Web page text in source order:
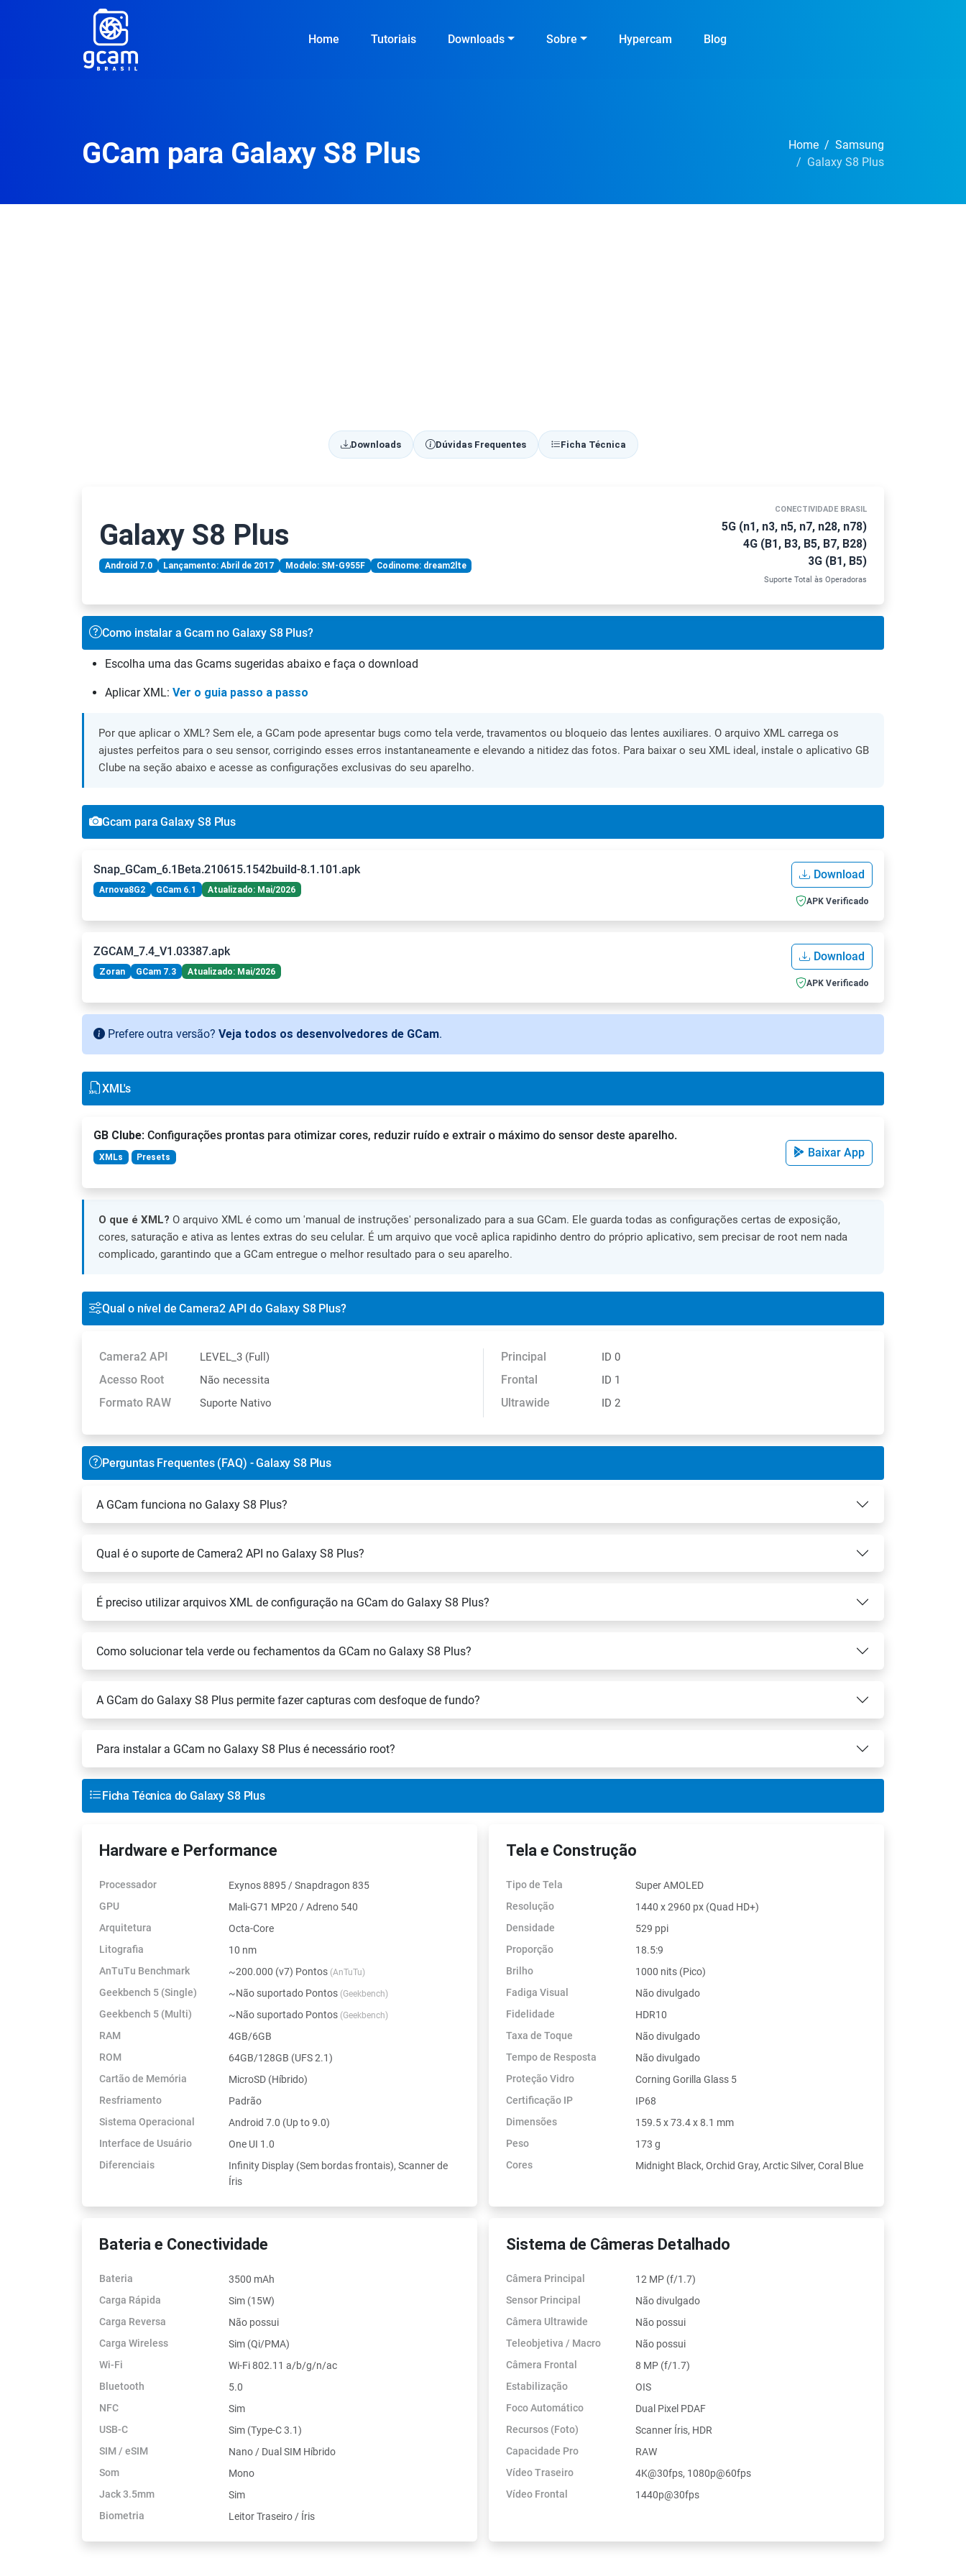
Home Tutoriais Downloads Sobre Hypercam Blog
GCam para Galaxy S8 Plus Home
Samsung
Galaxy S8 Plus
Downloads Dúvidas Frequentes Ficha Técnica
Galaxy S8 Plus
Android 7.0 Lançamento: Abril de 2017 Modelo: SM-G955F Codinome: dream2lte
CONECTIVIDADE BRASIL
5G (n1, n3, n5, n7, n28, n78)
4G (B1, B3, B5, B7, B28)
3G (B1, B5)
Suporte Total às Operadoras
Como instalar a Gcam no Galaxy S8 Plus?
Escolha uma das Gcams sugeridas abaixo e faça o download
Aplicar XML: Ver o guia passo a passo
Por que aplicar o XML? Sem ele, a GCam pode apresentar bugs como tela verde, travamentos ou bloqueio das lentes auxiliares. O arquivo XML carrega os
ajustes perfeitos para o seu sensor, corrigindo esses erros instantaneamente e elevando a nitidez das fotos. Para baixar o seu XML ideal, instale o aplicativo GB
Clube na seção abaixo e acesse as configurações exclusivas do seu aparelho.
Gcam para Galaxy S8 Plus
Snap_GCam_6.1Beta.210615.1542build-8.1.101.apk
Arnova8G2 GCam 6.1 Atualizado: Mai/2026
Download
APK Verificado
ZGCAM_7.4_V1.03387.apk
Zoran GCam 7.3 Atualizado: Mai/2026
Download
APK Verificado
Prefere outra versão? Veja todos os desenvolvedores de GCam.
XML's
GB Clube: Configurações prontas para otimizar cores, reduzir ruído e extrair o máximo do sensor deste aparelho.
XMLs Presets Baixar App
O que é XML? O arquivo XML é como um 'manual de instruções' personalizado para a sua GCam. Ele guarda todas as configurações certas de exposição,
cores, saturação e ativa as lentes extras do seu celular. É um arquivo que você aplica rapidinho dentro do próprio aplicativo, sem precisar de root nem nada
complicado, garantindo que a GCam entregue o melhor resultado para o seu aparelho.
Qual o nível de Camera2 API do Galaxy S8 Plus?
Camera2 API LEVEL_3 (Full)
Acesso Root Não necessita
Formato RAW Suporte Nativo
Principal ID 0
Frontal ID 1
Ultrawide ID 2
Perguntas Frequentes (FAQ) - Galaxy S8 Plus
A GCam funciona no Galaxy S8 Plus?
Qual é o suporte de Camera2 API no Galaxy S8 Plus?
É preciso utilizar arquivos XML de configuração na GCam do Galaxy S8 Plus?
Como solucionar tela verde ou fechamentos da GCam no Galaxy S8 Plus?
A GCam do Galaxy S8 Plus permite fazer capturas com desfoque de fundo?
Para instalar a GCam no Galaxy S8 Plus é necessário root?
Ficha Técnica do Galaxy S8 Plus
Hardware e Performance
Processador
Exynos 8895 / Snapdragon 835
GPU
Mali-G71 MP20 / Adreno 540
Arquitetura
Octa-Core
Litografia
10 nm
AnTuTu Benchmark
~200.000 (v7) Pontos (AnTuTu)
Geekbench 5 (Single) ~Não suportado Pontos (Geekbench)
Geekbench 5 (Multi) ~Não suportado Pontos (Geekbench)
RAM
4GB/6GB
ROM
64GB/128GB (UFS 2.1)
Cartão de Memória
MicroSD (Híbrido)
Resfriamento
Padrão
Sistema Operacional
Android 7.0 (Up to 9.0)
Interface de Usuário
One UI 1.0
Diferenciais
Infinity Display (Sem bordas frontais), Scanner de
Íris
Tela e Construção
Tipo de Tela
Super AMOLED
Resolução
1440 x 2960 px (Quad HD+)
Densidade
529 ppi
Proporção
18.5:9
Brilho
1000 nits (Pico)
Fadiga Visual
Não divulgado
Fidelidade
HDR10
Taxa de Toque
Não divulgado
Tempo de Resposta
Não divulgado
Proteção Vidro
Corning Gorilla Glass 5
Certificação IP
IP68
Dimensões
159.5 x 73.4 x 8.1 mm
Peso
173 g
Cores
Midnight Black, Orchid Gray, Arctic Silver, Coral Blue
Bateria e Conectividade
Bateria
3500 mAh
Carga Rápida
Sim (15W)
Carga Reversa
Não possui
Carga Wireless
Sim (Qi/PMA)
Wi-Fi
Wi-Fi 802.11 a/b/g/n/ac
Bluetooth
5.0
NFC
Sim
USB-C
Sim (Type-C 3.1)
SIM / eSIM
Nano / Dual SIM Híbrido
Som
Mono
Jack 3.5mm
Sim
Biometria
Leitor Traseiro / Íris
Sistema de Câmeras Detalhado
Câmera Principal
12 MP (f/1.7)
Sensor Principal
Não divulgado
Câmera Ultrawide
Não possui
Teleobjetiva / Macro
Não possui
Câmera Frontal
8 MP (f/1.7)
Estabilização
OIS
Foco Automático
Dual Pixel PDAF
Recursos (Foto)
Scanner Íris, HDR
Capacidade Pro
RAW
Vídeo Traseiro
4K@30fps, 1080p@60fps
Vídeo Frontal
1440p@30fps